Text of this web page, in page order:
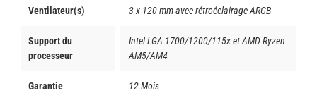
Ventilateur(s) 3 x 120 mm avec rétroéclairage ARGB
Support du
processeur
Intel LGA 1700/1200/115x et AMD Ryzen
AM5/AM4
Garantie 12 Mois